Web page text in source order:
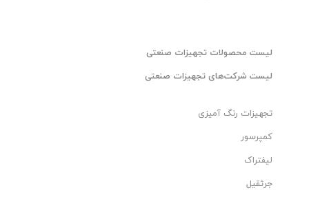
لیست محصولات تجهیزات صنعتی
لیست شرکت‌های تجهیزات صنعتی
تجهیزات رنگ آمیزی
کمپرسور
لیفتراک
جرثقیل